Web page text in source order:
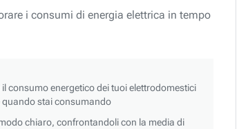
i consumi di energia elettrica in tempo
consumo energetico dei tuoi elettrodomestici
quando stai consumando
chiaro, confrontandoli con la media di